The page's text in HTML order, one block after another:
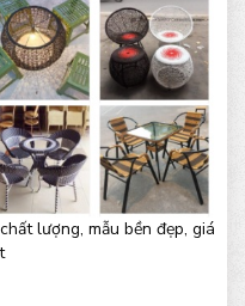
lượng, mẫu bền đẹp, giá